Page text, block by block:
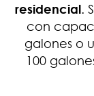
residencial.
con
galones o
100